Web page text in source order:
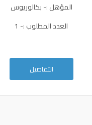
المؤهل :- بكالوريوس
العدد المطلوب :- 1
التفاصيل